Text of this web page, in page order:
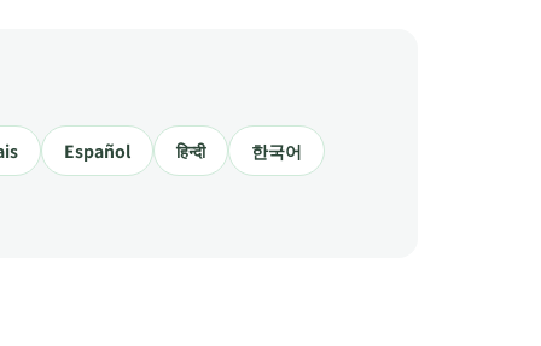
Español हिन्दी 한국어